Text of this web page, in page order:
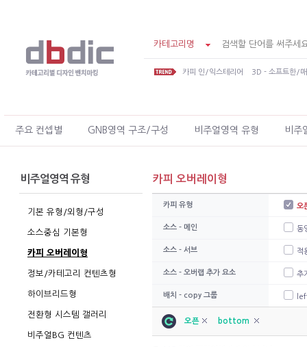
카테고리명
카피 인/익스테리어 3D - 소프트한/
주요 컨셉별 GNB영역 구조/구성 비주얼영역 유형 비주
비주얼영역 유형
기본 유형/외형/구성
소스중심 기본형
카피 오버레이형
정보/카테고리 컨텐츠형
하이브리드형
전환형 시스템 갤러리
비주얼BG 컨텐츠
카피 오버레이형
카피 유형 오
소스 - 메인 동
소스 - 서브 적
소스 - 오버랩 추가 요소 추
배치 - copy 그룹
오픈 bottom